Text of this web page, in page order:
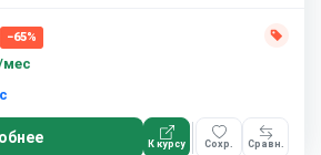
−65%
мес
К курсу Сохр. Сравн.